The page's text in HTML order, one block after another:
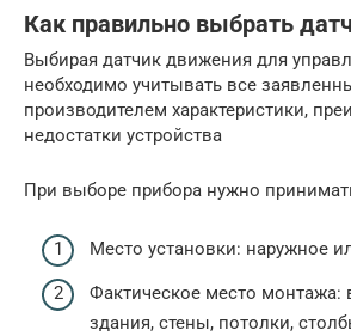
Как правильно выбрать
Выбирая датчик движения для
необходимо учитывать все
производителем характеристики,
недостатки устройства
При выборе прибора нужно
Место установки: наружное
Фактическое место монтажа:
здания, стены, потолки,